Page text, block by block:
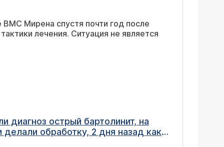
повторилась эта же ситуация.
но мне кажется менструация
Мирена спустя почти год после
лечения. Ситуация не является
диагноз острый бартолинит, на
обработку, 2 дня назад как